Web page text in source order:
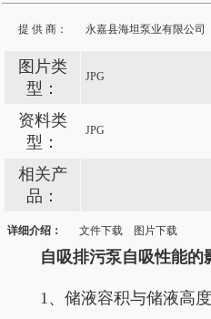
提 供 商： 永嘉县海坦泵业有限公司
图片类
型：
JPG
资料类
型：
JPG
相关产
品：
详细介绍： 文件下载 图片下载
自吸排污泵自吸性能的
1、储液容积与储液高度